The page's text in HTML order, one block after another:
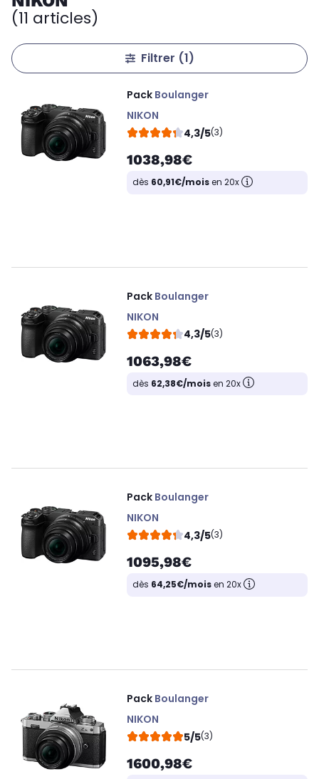
(11 articles)
Filtrer (1)
Pack Boulanger
NIKON
4,3/5(3)
1038,98€
dès 60,91€/moisen 20x
Pack Boulanger
NIKON
4,3/5(3)
1063,98€
dès 62,38€/moisen 20x
Pack Boulanger
NIKON
4,3/5(3)
1095,98€
dès 64,25€/moisen 20x
Pack Boulanger
NIKON
5/5(3)
1600,98€